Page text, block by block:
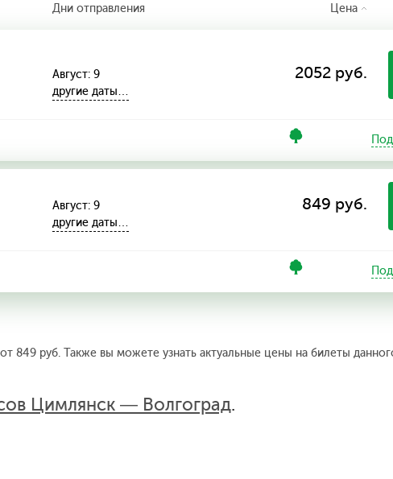
Дни отправления Цена
Август: 9
другие даты…
2052 руб.
Август: 9
другие даты…
849 руб.
руб. Также вы можете узнать актуальные цены на билеты
Цимлянск — Волгоград.